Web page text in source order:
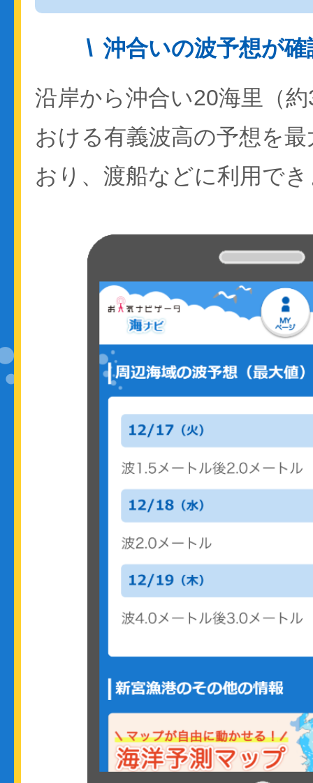
沖合いの波予想が
沿岸から沖合い20海里（
おける有義波高の予想を
おり、渡船などに利用で